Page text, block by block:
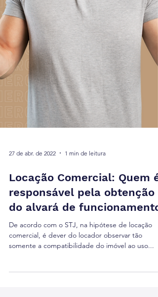
27 de abr. de 2022 1 min de leitura
Locação Comercial: Quem é
responsável pela obtenção
De acordo com o STJ, na hipótese de locação